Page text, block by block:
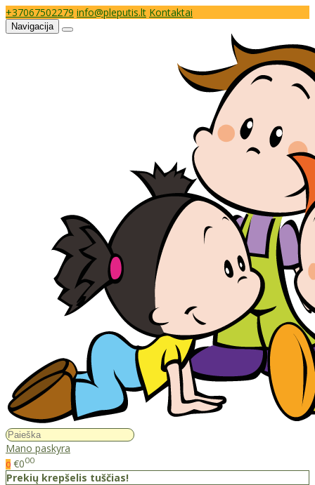
+37067502279 info@pleputis.lt Kontaktai
Navigacija
Mano paskyra
0 €000
Prekių krepšelis tuščias!